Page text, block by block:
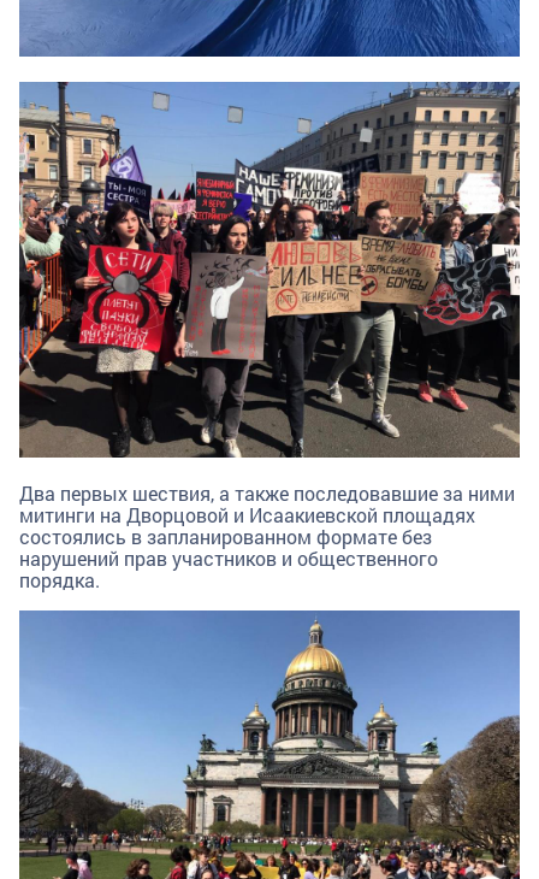
Два первых шествия, а также последовавшие за ними
митинги на Дворцовой и Исаакиевской площадях
состоялись в запланированном формате без
нарушений прав участников и общественного
порядка.